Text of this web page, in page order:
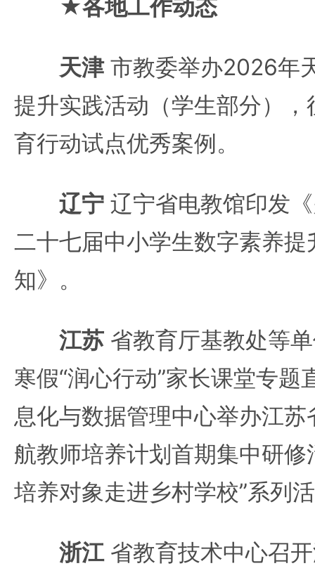
★各地工作动态
天津市教委举办2026年
提升实践活动（学生部分）
育行动试点优秀案例。
辽宁 辽宁省电教馆印发
二十七届中小学生数字素养
知》。
江苏 省教育厅基教处等
寒假“润心行动”家长课堂专题
息化与数据管理中心举办江
航教师培养计划首期集中研修
培养对象走进乡村学校”系列
浙江省教育技术中心召